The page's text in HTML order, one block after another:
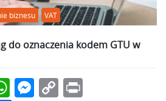
biznesu VAT
do oznaczenia kodem GTU w
WhatsApp
Messenger
Copy